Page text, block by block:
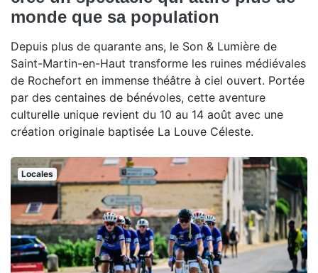
monde que sa population
Depuis plus de quarante ans, le Son & Lumière de
Saint-Martin-en-Haut transforme les ruines médiévales
de Rochefort en immense théâtre à ciel ouvert. Portée
par des centaines de bénévoles, cette aventure
culturelle unique revient du 10 au 14 août avec une
création originale baptisée La Louve Céleste.
Locales